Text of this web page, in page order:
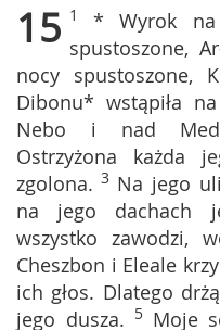
15 1 * Wyrok
spustoszone,
nocy spustoszone,
Dibonu* wstąpiła
Nebo i nad
Ostrzyżona każda
zgolona. 3 Na jego
na jego dachach
wszystko zawodzi,
Cheszbon i Eleale
ich głos. Dlatego
jego dusza. 5 Moje